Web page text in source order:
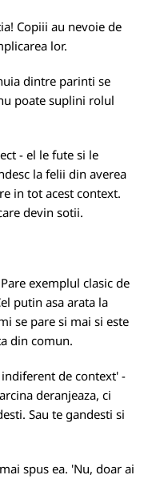
Copiii au nevoie de
lor.
dintre parinti se
poate suplini rolul
- el le fute si le
la felii din averea
in tot acest context.
devin sotii.
exemplul clasic de
putin asa arata la
se pare si mai si este
din comun.
de context' -
deranjeaza, ci
Sau te gandesti si
spus ea. 'Nu, doar ai